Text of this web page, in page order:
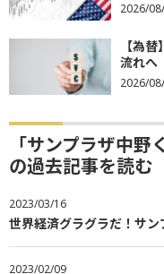
2026/
【為
流れへ
2026/
「サンプラザ中野
の過去記事を読む
2023/03/16
世界経済グラグラだ！サン
2023/02/09